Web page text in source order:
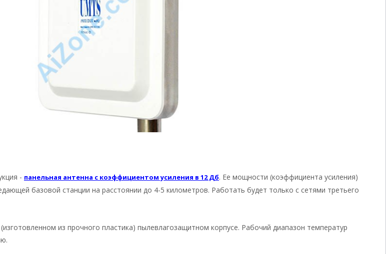
- панельная антенна с коэффициентом усиления в 12 Дб. Ее мощности (коэффициента усиления)
базовой станции на расстоянии до 4-5 километров. Работать будет только с сетями третьего
из прочного пластика) пылевлагозащитном корпусе. Рабочий диапазон температур